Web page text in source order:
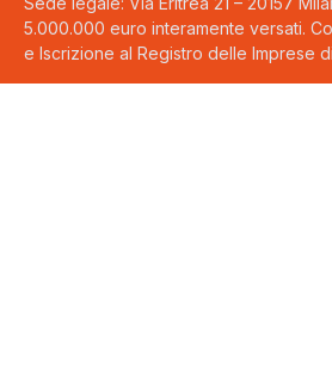
5.000.000 euro interamente versati.
e Iscrizione al Registro delle Imprese